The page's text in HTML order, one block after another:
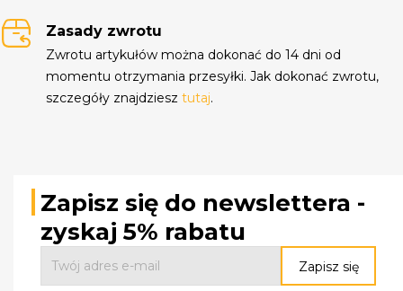
Zasady zwrotu
Zwrotu artykułów można dokonać do 14 dni od
momentu otrzymania przesyłki. Jak dokonać zwrotu,
szczegóły znajdziesztutaj.
Zapisz się do newslettera -
zyskaj 5% rabatu